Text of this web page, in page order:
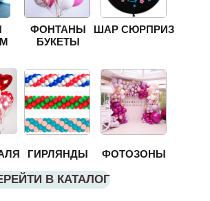
ФОНТАНЫ
БУКЕТЫ
ШАР СЮРПРИЗ
ГИРЛЯНДЫ
В КАТАЛОГ
ФОТОЗОНЫ